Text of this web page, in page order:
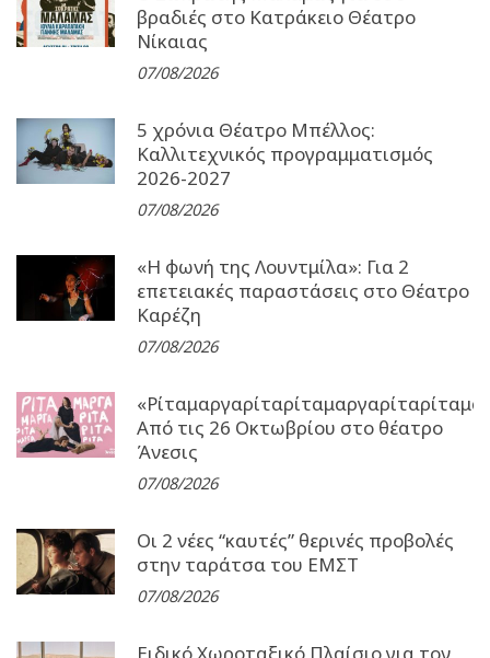
βραδιές στο Κατράκειο Θέατρο
Νίκαιας
07/08/2026
5 χρόνια Θέατρο Μπέλλος:
Καλλιτεχνικός προγραμματισμός
2026-2027
07/08/2026
«Η φωνή της Λουντμίλα»: Για 2
επετειακές παραστάσεις στο Θέατρο
Καρέζη
07/08/2026
Από τις 26 Οκτωβρίου στο θέατρο
Άνεσις
07/08/2026
Οι 2 νέες “καυτές” θερινές προβολές
στην ταράτσα του ΕΜΣΤ
07/08/2026